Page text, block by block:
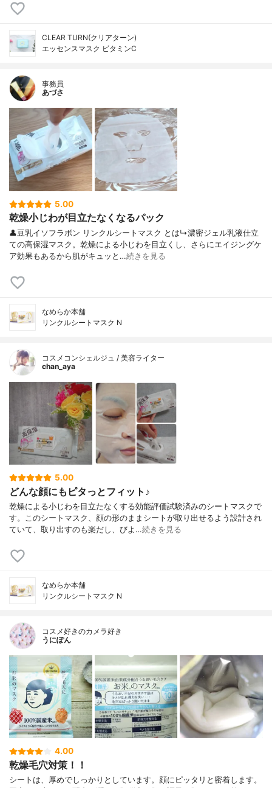
CLEAR TURN(クリアターン)
エッセンスマスク ビタミンC
事務員
あづさ
5.00
乾燥小じわが目立たなくなるパック
👤豆乳イソフラボン リンクルシートマスク とは↳濃密ジェル乳液仕立
ての高保湿マスク。乾燥による小じわを目立くし、さらにエイジングケ
ア効果もあるから肌がキュッと…続きを見る
なめらか本舗
リンクルシートマスク N
コスメコンシェルジュ / 美容ライター
chan_aya
5.00
どんな顔にもピタっとフィット♪
乾燥による小じわを目立たなくする効能評価試験済みのシートマスクで
す。このシートマスク、顔の形のままシートが取り出せるよう設計され
ていて、取り出すのも楽だし、びよ…続きを見る
なめらか本舗
リンクルシートマスク N
コスメ好きのカメラ好き
うにぽん
4.00
乾燥毛穴対策！！
シートは、厚めでしっかりとしています。顔にピッタリと密着します。